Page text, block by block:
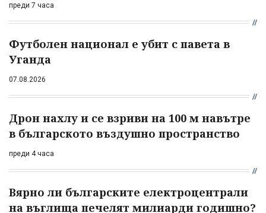
преди 7 часа
Футболен национал е убит с павета в
Уганда
07.08.2026
Дрон нахлу и се взриви на 100 м навътре
в българското въздушно пространство
преди 4 часа
Вярно ли българските електроцентрали
на въглища печелят милиарди годишно?